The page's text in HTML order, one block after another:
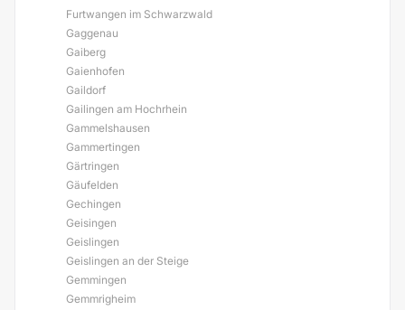
Furtwangen im Schwarzwald
Gaggenau
Gaiberg
Gaienhofen
Gaildorf
Gailingen am Hochrhein
Gammelshausen
Gammertingen
Gärtringen
Gäufelden
Gechingen
Geisingen
Geislingen
Geislingen an der Steige
Gemmingen
Gemmrigheim